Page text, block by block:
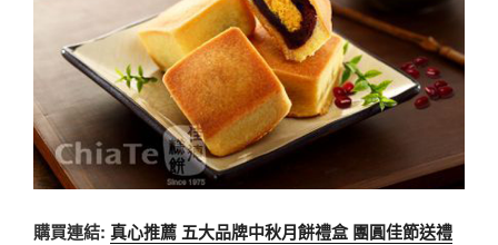
購買連結: 真心推薦 五大品牌中秋月餅禮盒 團圓佳節送禮